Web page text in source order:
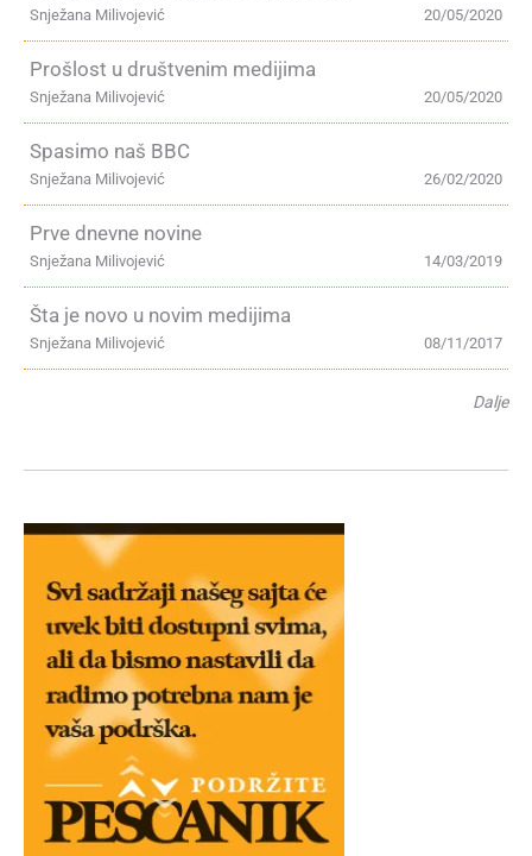
20/05/2020
Snježana Milivojević
Prošlost u društvenim medijima
20/05/2020
Snježana Milivojević
Spasimo naš BBC
26/02/2020
Snježana Milivojević
Prve dnevne novine
14/03/2019
Snježana Milivojević
Šta je novo u novim medijima
08/11/2017
Snježana Milivojević
Dalje